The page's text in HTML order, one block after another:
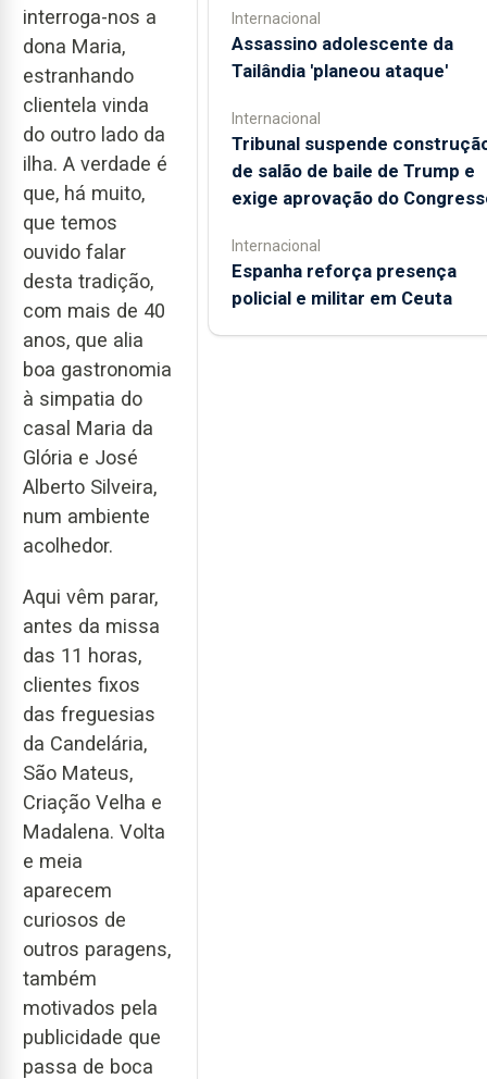
interroga-nos a
dona Maria,
estranhando
clientela vinda
do outro lado da
ilha. A verdade é
que, há muito,
que temos
ouvido falar
desta tradição,
com mais de 40
anos, que alia
boa gastronomia
à simpatia do
casal Maria da
Glória e José
Alberto Silveira,
num ambiente
acolhedor.
Aqui vêm parar,
antes da missa
das 11 horas,
clientes fixos
das freguesias
da Candelária,
São Mateus,
Criação Velha e
Madalena. Volta
e meia
aparecem
curiosos de
outros paragens,
também
motivados pela
publicidade que
passa de boca
Internacional
Assassino adolescente da
Tailândia 'planeou ataque'
Internacional
Tribunal suspende
de salão de baile de Trump e
exige aprovação do
Internacional
Espanha reforça presença
policial e militar em Ceuta